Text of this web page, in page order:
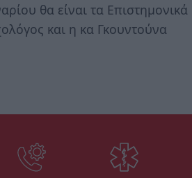
θα είναι τα Επιστημονικά
και η κα Γκουντούνα